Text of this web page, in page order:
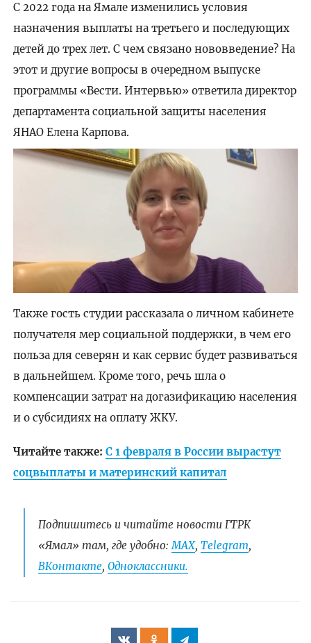
С 2022 года на Ямале изменились условия
назначения выплаты на третьего и последующих
детей до трех лет. С чем связано нововведение? На
этот и другие вопросы в очередном выпуске
программы «Вести. Интервью» ответила директор
департамента социальной защиты населения
ЯНАО Елена Карпова.
Также гость студии рассказала о личном кабинете
получателя мер социальной поддержки, в чем его
польза для северян и как сервис будет развиваться
в дальнейшем. Кроме того, речь шла о
компенсации затрат на догазификацию населения
и о субсидиях на оплату ЖКУ.
Читайте также: С 1 февраля в России вырастут
соцвыплаты и материнский капитал
Подпишитесь и читайте новости ГТРК
«Ямал» там, где удобно: МАХ, Telegram,
ВКонтакте, Одноклассники.